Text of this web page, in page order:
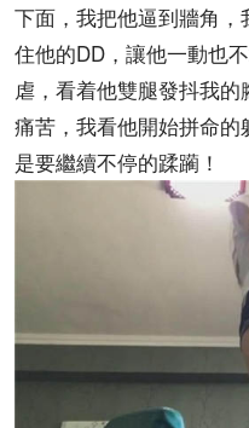
下面，我把他逼到牆角
住他的DD，讓他一動也
虐，看着他雙腿發抖我
痛苦，我看他開始拼命
是要繼續不停的蹂躏！